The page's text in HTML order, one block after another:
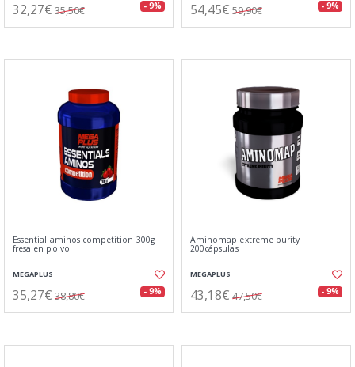
32,27€ 35,50€ - 9% 54,45€ 59,90€ - 9%
Essential aminos competition 300g
fresa en polvo
MEGAPLUS
35,27€ 38,80€ - 9%
Aminomap extreme purity
200cápsulas
MEGAPLUS
43,18€ 47,50€ - 9%